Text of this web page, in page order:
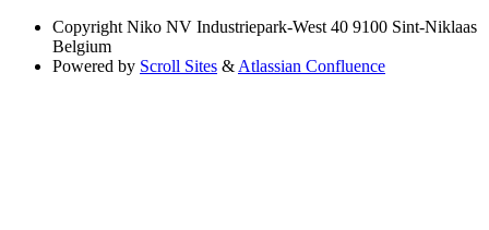
Copyright Niko NV Industriepark-West 40 9100 Sint-Niklaas
Belgium
Powered by Scroll Sites & Atlassian Confluence